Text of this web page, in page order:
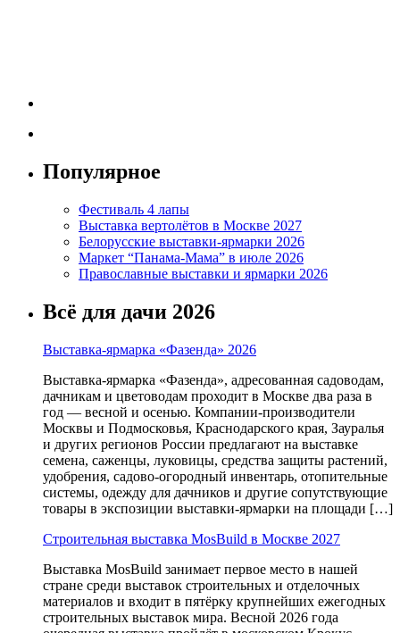
Популярное
Фестиваль 4 лапы
Выставка вертолётов в Москве 2027
Белорусские выставки-ярмарки 2026
Маркет “Панама-Мама” в июле 2026
Православные выставки и ярмарки 2026
Всё для дачи 2026
Выставка-ярмарка «Фазенда» 2026
Выставка-ярмарка «Фазенда», адресованная садоводам,
дачникам и цветоводам проходит в Москве два раза в
год — весной и осенью. Компании-производители
Москвы и Подмосковья, Краснодарского края, Зауралья
и других регионов России предлагают на выставке
семена, саженцы, луковицы, средства защиты растений,
удобрения, садово-огородный инвентарь, отопительные
системы, одежду для дачников и другие сопутствующие
товары в экспозиции выставки-ярмарки на площади […]
Строительная выставка MosBuild в Москве 2027
Выставка MosBuild занимает первое место в нашей
стране среди выставок строительных и отделочных
материалов и входит в пятёрку крупнейших ежегодных
строительных выставок мира. Весной 2026 года